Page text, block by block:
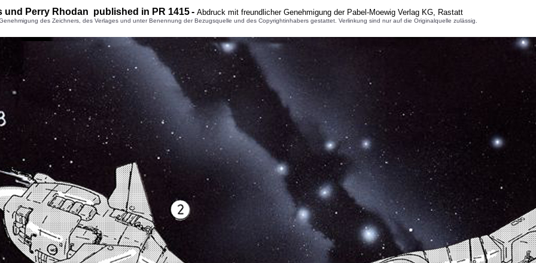
Perry Rhodan published in PR 1415- Abdruck mit freundlicher Genehmigung der Pabel-Moewig Verlag KG, Rastatt
des Zeichners, des Verlages und unter Benennung der Bezugsquelle und des Copyrightinhabers gestattet. Verlinkung sind nur auf die Originalquelle zulässig.